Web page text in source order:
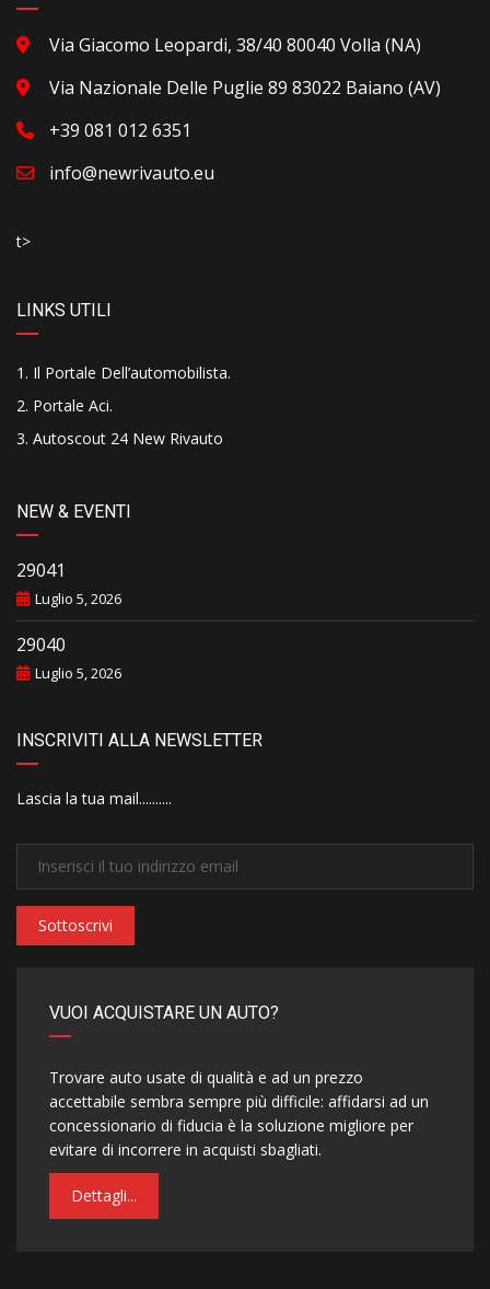
Via Giacomo Leopardi, 38/40 80040 Volla (NA)
Via Nazionale Delle Puglie 89 83022 Baiano (AV)
+39 081 012 6351
info@newrivauto.eu
t>
LINKS UTILI
Il Portale Dell’automobilista.
Portale Aci.
Autoscout 24 New Rivauto
NEW & EVENTI
29041
Luglio 5, 2026
29040
Luglio 5, 2026
INSCRIVITI ALLA NEWSLETTER
Lascia la tua mail..........
Sottoscrivi
VUOI ACQUISTARE UN AUTO?
Trovare auto usate di qualità e ad un prezzo
accettabile sembra sempre più difficile: affidarsi ad un
concessionario di fiducia è la soluzione migliore per
evitare di incorrere in acquisti sbagliati.
Dettagli...